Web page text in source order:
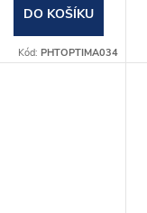
DO KOŠÍKU
Kód: PHTOPTIMA034